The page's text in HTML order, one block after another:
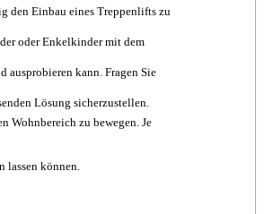
den Einbau eines Treppenlifts zu
oder Enkelkinder mit dem
ausprobieren kann. Fragen Sie
Lösung sicherzustellen.
Wohnbereich zu bewegen. Je
lassen können.